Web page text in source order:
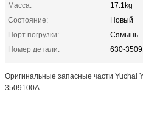
Масса:
17.1kg
Состояние:
Новый
Порт погрузки:
Сямынь
Номер детали:
630-
Оригинальные запасные части Yuchai
3509100A